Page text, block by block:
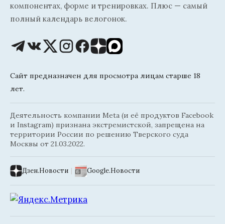
компонентах, форме и тренировках. Плюс — самый
полный календарь велогонок.
Сайт предназначен для просмотра лицам старше 18
лет.
Деятельность компании Meta (и её продуктов Facebook
и Instagram) признана экстремистской, запрещена на
территории России по решению Тверского суда
Москвы от 21.03.2022.
Дзен.Новости | Google.Новости